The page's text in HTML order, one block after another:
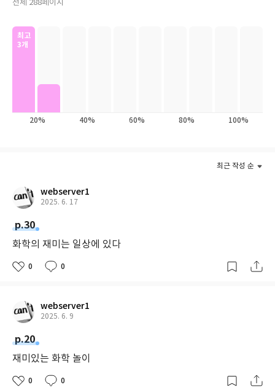
모네이드, 베릴륨이 들어간 에메랄드, 슬라임을 만들어주는 보락스
와 발견은 마치 모험 이야기처럼 흥미진진하다. 그 사이사이로 독자
들은 부엌에서 전기 전도 실험을 해 보고, 달걀흰자에 산(酸)을 떨어
주기율표가 두려웠던 독자도, 암호 같은 공식 앞에서 포기했던 독자
는 잊고 있던 과학의 감각을 일깨우며, ‘과학 머리’가 부족하다고 느
전체 288페이지
최고
3개
20% 40% 60% 80% 100%
최근 작성 순
webserver1
2025. 6. 17
p.30
화학의 재미는 일상에 있다
0 0
webserver1
2025. 6. 9
p.20
재미있는 화학 놀이
0 0